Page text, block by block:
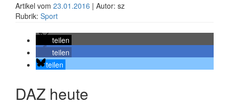
Artikel vom 23.01.2016 | Autor: sz
Rubrik: Sport
teilen
teilen
teilen
DAZ heute